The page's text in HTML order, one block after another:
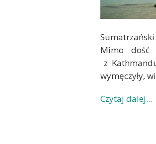
Mimo dość
z
wymęczyły,
Czytaj dalej...